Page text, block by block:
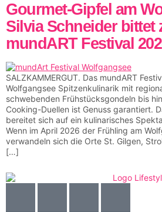
Gourmet-Gipfel am
Silvia Schneider bittet
mundART Festival
SALZKAMMERGUT. Das mundART
Wolfgangsee Spitzenkulinarik mit
schwebenden Frühstücksgondeln bis
Cooking-Duellen ist Genuss garantiert.
bereitet sich auf ein kulinarisches
Wenn im April 2026 der Frühling am
verwandeln sich die Orte St. Gilgen,
[…]